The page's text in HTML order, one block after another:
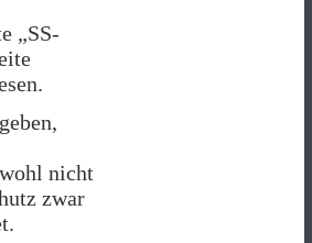
„SS-
nicht
zwar